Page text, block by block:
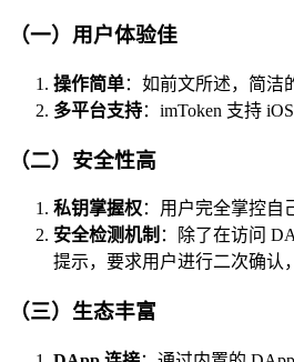
（一）用户体验佳
操作简单：如前文所述，简洁
多平台支持：imToken 支持
（二）安全性高
私钥掌握权：用户完全掌控自
安全检测机制 ：除了在访问
提示，要求用户进行二次确认
（三）生态丰富